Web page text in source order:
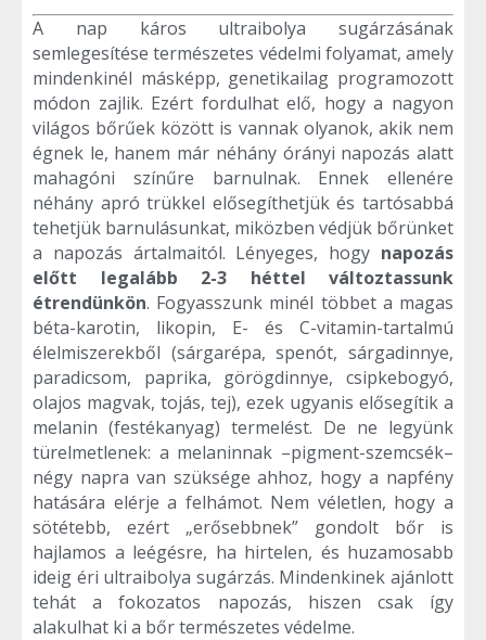
A nap káros ultraibolya sugárzásának
semlegesítése természetes védelmi folyamat, amely
mindenkinél másképp, genetikailag programozott
módon zajlik. Ezért fordulhat elő, hogy a nagyon
világos bőrűek között is vannak olyanok, akik nem
égnek le, hanem már néhány órányi napozás alatt
mahagóni színűre barnulnak. Ennek ellenére
néhány apró trükkel elősegíthetjük és tartósabbá
tehetjük barnulásunkat, miközben védjük bőrünket
a napozás ártalmaitól. Lényeges, hogy napozás
előtt legalább 2-3 héttel változtassunk
étrendünkön. Fogyasszunk minél többet a magas
béta-karotin, likopin, E- és C-vitamin-tartalmú
élelmiszerekből (sárgarépa, spenót, sárgadinnye,
paradicsom, paprika, görögdinnye, csipkebogyó,
olajos magvak, tojás, tej), ezek ugyanis elősegítik a
melanin (festékanyag) termelést. De ne legyünk
türelmetlenek: a melaninnak –pigment-szemcsék–
négy napra van szüksége ahhoz, hogy a napfény
hatására elérje a felhámot. Nem véletlen, hogy a
sötétebb, ezért „erősebbnek” gondolt bőr is
hajlamos a leégésre, ha hirtelen, és huzamosabb
ideig éri ultraibolya sugárzás. Mindenkinek ajánlott
tehát a fokozatos napozás, hiszen csak így
alakulhat ki a bőr természetes védelme.